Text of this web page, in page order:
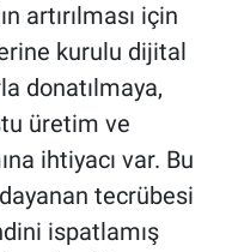
artırılması için
kurulu dijital
donatılmaya,
üretim ve
ihtiyacı var. Bu
tecrübesi
ispatlamış